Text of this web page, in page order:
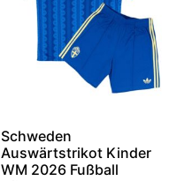
Schweden
Auswärtstrikot Kinder
WM 2026 Fußball